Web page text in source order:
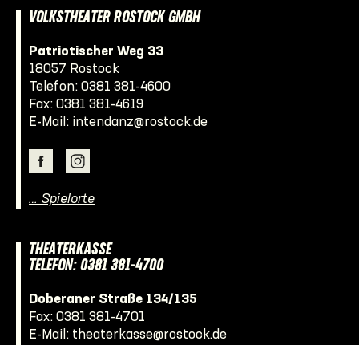
VOLKSTHEATER ROSTOCK GMBH
Patriotischer Weg 33
18057 Rostock
Telefon: 0381 381-4600
Fax: 0381 381-4619
E-Mail: intendanz@rostock.de
… Spielorte
THEATERKASSE
TELEFON: 0381 381-4700
Doberaner Straße 134/135
Fax: 0381 381-4701
E-Mail: theaterkasse@rostock.de